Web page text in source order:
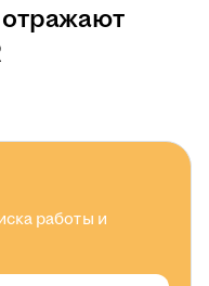
работы и